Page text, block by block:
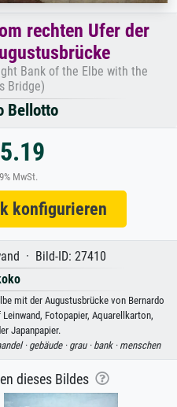
rechten Ufer der
Bank of the Elbe with the
Bridge)
Bellotto
MwSt.
konfigurieren
· Bild-ID: 27410
mit der Augustusbrücke von Bernardo
Fotopapier, Aquarellkarton,
Japanpapier.
· gebäude · grau · bank · menschen
dieses Bildes